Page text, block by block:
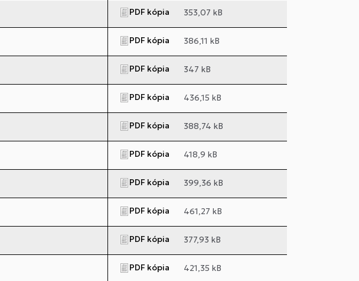
PDF kópia 353,07 kB
PDF kópia 386,11 kB
PDF kópia 347 kB
PDF kópia 436,15 kB
PDF kópia 388,74 kB
PDF kópia 418,9 kB
PDF kópia 399,36 kB
PDF kópia 461,27 kB
PDF kópia 377,93 kB
PDF kópia 421,35 kB